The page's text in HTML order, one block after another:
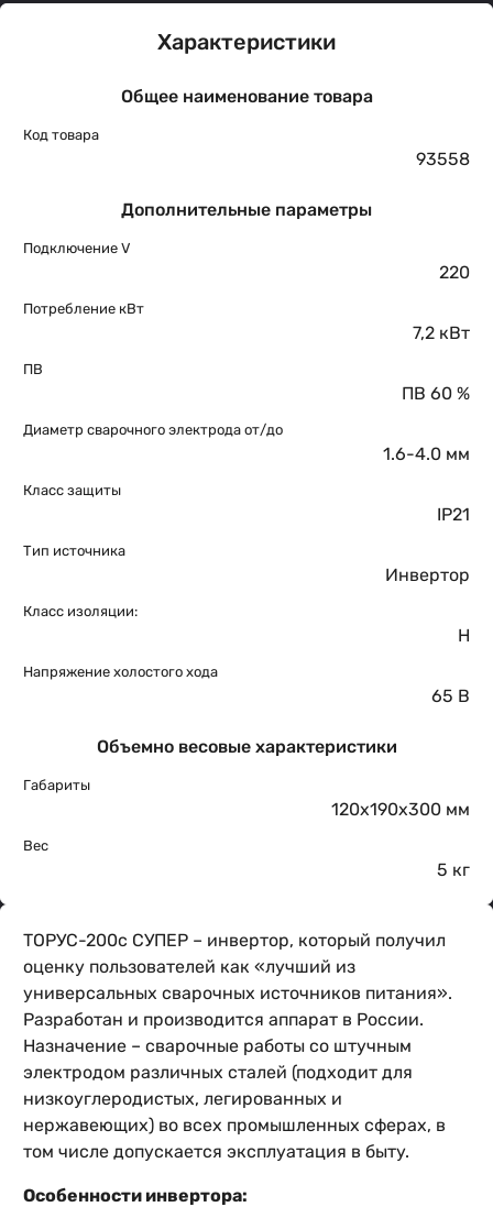
Характеристики
Общее наименование товара
Код товара
93558
Дополнительные параметры
Подключение V
220
Потребление кВт
7,2 кВт
ПВ
ПВ 60 %
Диаметр сварочного электрода от/до
1.6-4.0 мм
Класс защиты
IP21
Тип источника
Инвертор
Класс изоляции:
H
Напряжение холостого хода
65 В
Объемно весовые характеристики
Габариты
120х190х300 мм
Вес
5 кг
ТОРУС-200с СУПЕР – инвертор, который получил
оценку пользователей как «лучший из
универсальных сварочных источников питания».
Разработан и производится аппарат в России.
Назначение – сварочные работы со штучным
электродом различных сталей (подходит для
низкоуглеродистых, легированных и
нержавеющих) во всех промышленных сферах, в
том числе допускается эксплуатация в быту.
Особенности инвертора: